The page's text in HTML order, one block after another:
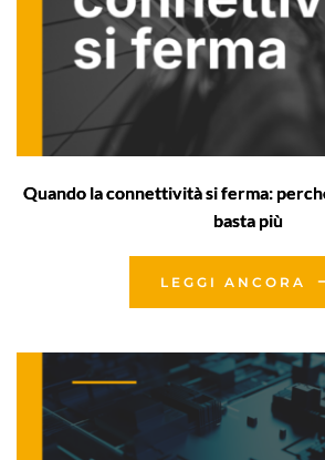
Quando la connettività si ferma:
basta più
LEGGI ANCORA